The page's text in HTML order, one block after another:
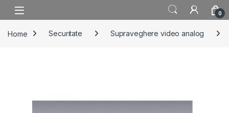
Skip to navigation
Skip to content
0
Home Securitate Supraveghere video analog